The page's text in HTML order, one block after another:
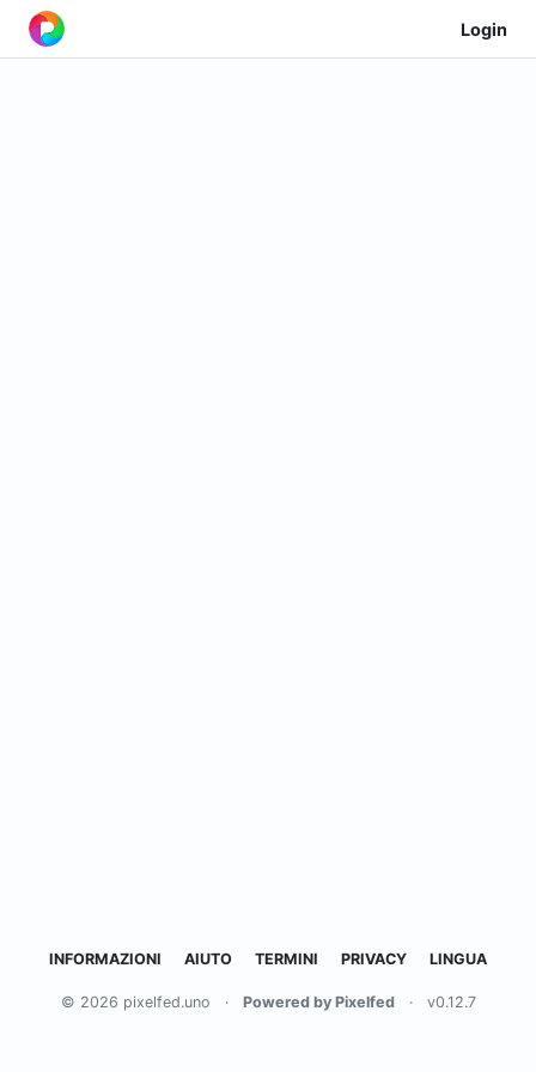
Login
INFORMAZIONI AIUTO TERMINI PRIVACY LINGUA
© 2026 pixelfed.uno · Powered by Pixelfed · v0.12.7